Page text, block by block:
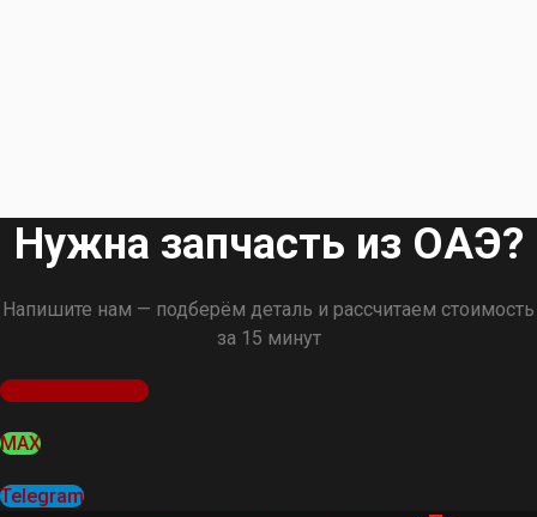
Нужна запчасть из ОАЭ?
Напишите нам — подберём деталь и рассчитаем стоимость
за 15 минут
Оставить заявку
MAX
Telegram